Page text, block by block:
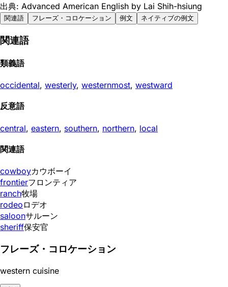
出典: Advanced American English by Lai Shih-hsiung
関連語 フレーズ・コロケーション 例文 ネイティブの例文
関連語
類義語
occidental, westerly, westernmost, westward
反意語
central, eastern, southern, northern, local
関連語
cowboyカウボーイ
frontierフロンティア
ranch牧場
rodeo ロデオ
saloonサルーン
sheriff保安官
フレーズ・コロケーション
western cuisine